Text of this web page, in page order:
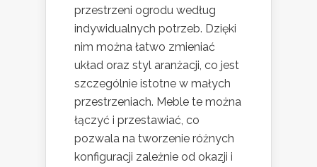
przestrzeni ogrodu według
indywidualnych potrzeb. Dzięki
nim można łatwo zmieniać
układ oraz styl aranżacji, co jest
szczególnie istotne w małych
przestrzeniach. Meble te można
łączyć i przestawiać, co
pozwala na tworzenie różnych
konfiguracji zależnie od okazji i